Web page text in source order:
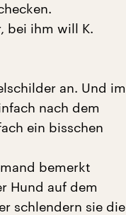
bei ihm will K.
an. Und im
nach dem
ein bisschen
bemerkt
Hund auf dem
schlendern sie die